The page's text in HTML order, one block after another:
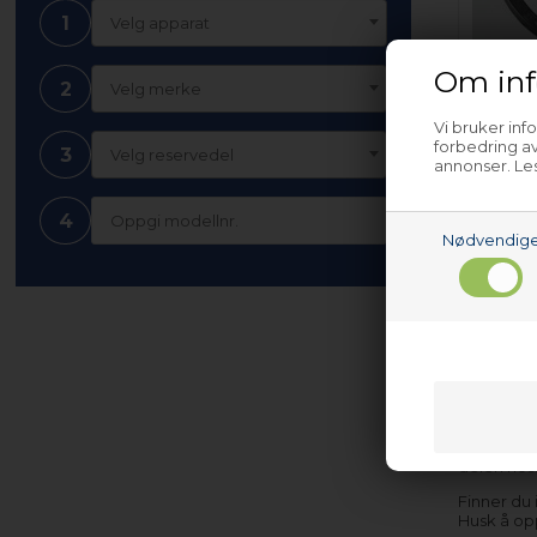
Om
Vi bruker
forbedring
annonser.
1 Velg apparat
2 Velg merke
3 Velg reservedel
4
skaffe
Finner du
Husk å